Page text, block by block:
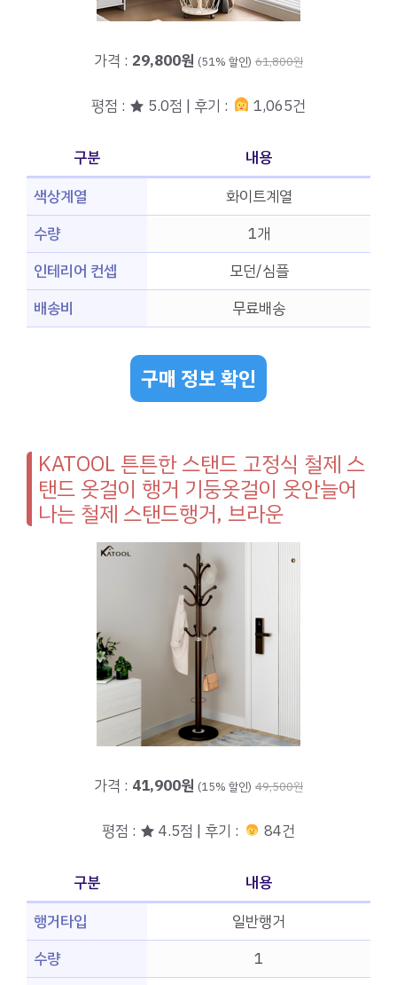
가격 : 29,800원 (51% 할인) 61,800원
평점 : ★ 5.0점 | 후기 : 1,065건
구분
내용
색상계열
화이트계열
수량
1개
인테리어 컨셉
모던/심플
배송비
무료배송
구매 정보 확인
KATOOL 튼튼한 스탠드 고정식 철제 스
탠드 옷걸이 행거 기둥옷걸이 옷안늘어
나는 철제 스탠드행거, 브라운
가격 : 41,900원 (15% 할인) 49,500원
평점 : ★ 4.5점 | 후기 : 84건
구분
내용
행거타입
일반행거
수량
1